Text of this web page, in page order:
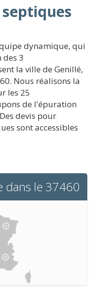
dynamique, qui
3
la ville de Genillé,
Nous réalisons la
les 25
de l'épuration
devis pour
sont accessibles
dans le 37460